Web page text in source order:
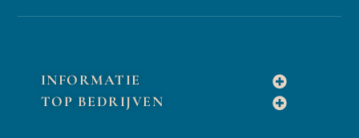
INFORMATIE
TOP BEDRIJVEN